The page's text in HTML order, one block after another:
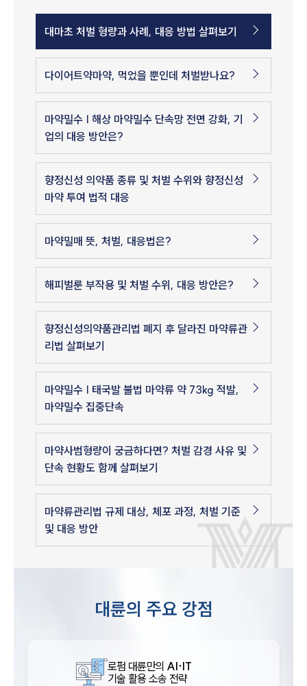
대마초 처벌 형량과 사례, 대응 방법 살펴보기
다이어트약마약, 먹었을 뿐인데 처벌받나요?
마약밀수 | 해상 마약밀수 단속망 전면 강화, 기
업의 대응 방안은?
향정신성 의약품 종류 및 처벌 수위와 향정신성
마약 투여 법적 대응
마약밀매 뜻, 처벌, 대응법은?
해피벌룬 부작용 및 처벌 수위, 대응 방안은?
향정신성의약품관리법 폐지 후 달라진 마약류관
리법 살펴보기
마약밀수 | 태국발 불법 마약류 약 73kg 적발,
마약밀수 집중단속
마약사범형량이 궁금하다면? 처벌 감경 사유 및
단속 현황도 함께 살펴보기
마약류관리법 규제 대상, 체포 과정, 처벌 기준
및 대응 방안
대륜의 주요 강점
로펌 대륜만의 AI·IT
기술 활용 소송 전략